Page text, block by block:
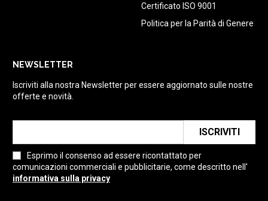
Certificato ISO 9001
Politica per la Parità di Genere
NEWSLETTER
Iscriviti alla nostra Newsletter per essere aggiornato sulle nostre
offerte e novità.
ISCRIVITI
Esprimo il consenso ad essere ricontattato per
comunicazioni commerciali e pubblicitarie, come descritto nell'
informativa sulla privacy